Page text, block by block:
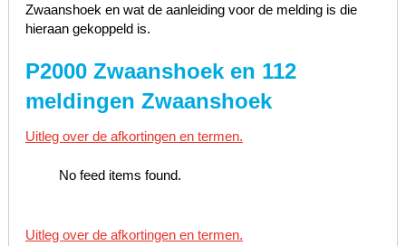
Zwaanshoek en wat de aanleiding voor de melding is die
hieraan gekoppeld is.
P2000 Zwaanshoek en 112
meldingen Zwaanshoek
Uitleg over de afkortingen en termen.
No feed items found.
Uitleg over de afkortingen en termen.